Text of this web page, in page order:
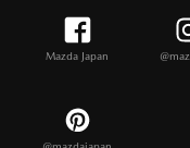
Mazda Japan